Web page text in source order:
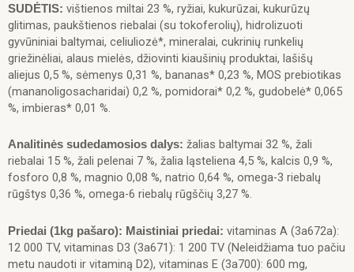
SUDĖTIS: vištienos miltai 23 %, ryžiai, kukurūzai, kukurūzų
glitimas, paukštienos riebalai (su tokoferolių), hidrolizuoti
gyvūniniai baltymai, celiuliozė*, mineralai, cukrinių runkelių
griežinėliai, alaus mielės, džiovinti kiaušinių produktai, lašišų
aliejus 0,5 %, sėmenys 0,31 %, bananas* 0,23 %, MOS prebiotikas
(mananoligosacharidai) 0,2 %, pomidorai* 0,2 %, gudobelė* 0,065
%, imbieras* 0,01 %.
Analitinės sudedamosios dalys: žalias baltymai 32 %, žali
riebalai 15 %, žali pelenai 7 %, žalia ląsteliena 4,5 %, kalcis 0,9 %,
fosforo 0,8 %, magnio 0,08 %, natrio 0,64 %, omega-3 riebalų
rūgštys 0,36 %, omega-6 riebalų rūgščių 3,27 %.
Priedai (1kg pašaro): Maistiniai priedai: vitaminas A (3а672а):
12 000 TV, vitaminas D3 (3а671): 1 200 TV (Neleidžiama tuo pačiu
metu naudoti ir vitaminą D2), vitaminas E (3а700): 600 mg,